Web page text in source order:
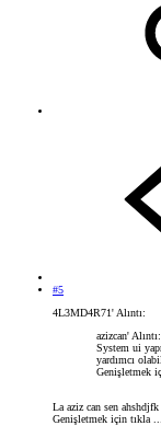
#5
4L3MD4R71' Alıntı:
azizcan' Alıntı:
System ui
yardımcı
Genişletmek
La aziz can sen
Genişletmek için tıkla ...